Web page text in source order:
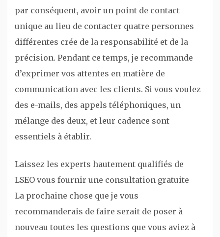
par conséquent, avoir un point de contact
unique au lieu de contacter quatre personnes
différentes crée de la responsabilité et de la
précision. Pendant ce temps, je recommande
d’exprimer vos attentes en matière de
communication avec les clients. Si vous voulez
des e-mails, des appels téléphoniques, un
mélange des deux, et leur cadence sont
essentiels à établir.
Laissez les experts hautement qualifiés de
LSEO vous fournir une consultation gratuite
La prochaine chose que je vous
recommanderais de faire serait de poser à
nouveau toutes les questions que vous aviez à